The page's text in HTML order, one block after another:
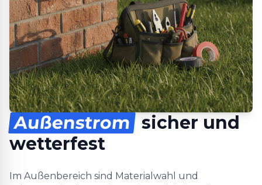
Außenstrom sicher und
wetterfest
Im Außenbereich sind Materialwahl und